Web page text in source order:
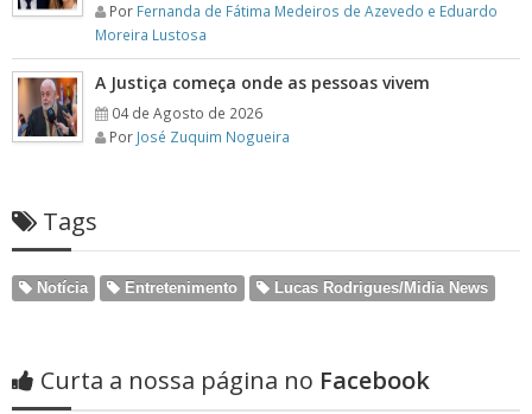
Por Fernanda de Fátima Medeiros de Azevedo e Eduardo
Moreira Lustosa
A Justiça começa onde as pessoas vivem
04 de Agosto de 2026
Por José Zuquim Nogueira
Tags
Notícia Entretenimento Lucas Rodrigues/Midia News
Curta a nossa página no Facebook